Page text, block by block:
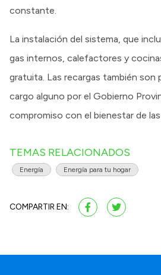
constante.
La instalación del sistema, que
gas internos, calefactores y
gratuita. Las recargas también son
cargo alguno por el Gobierno
compromiso con el bienestar de
TEMAS RELACIONADOS
Energía Energía para tu hogar
COMPARTIR EN: